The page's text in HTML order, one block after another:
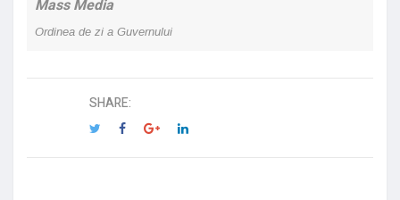
Mass Media
Ordinea de zi a Guvernului
SHARE: